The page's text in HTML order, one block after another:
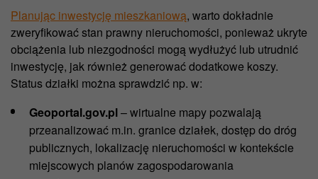
Planując inwestycję mieszkaniową, warto dokładnie
zweryfikować stan prawny nieruchomości, ponieważ ukryte
obciążenia lub niezgodności mogą wydłużyć lub utrudnić
inwestycję, jak również generować dodatkowe koszy.
Status działki można sprawdzić np. w:
Geoportal.gov.pl– wirtualne mapy pozwalają
przeanalizować m.in. granice działek, dostęp do dróg
publicznych, lokalizację nieruchomości w kontekście
miejscowych planów zagospodarowania